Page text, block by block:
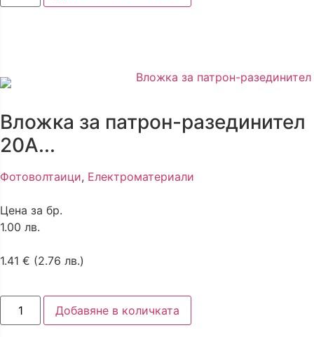
Вложка за патрон-разединител
20А...
Фотоволтаици, Електроматериали
Цена за бр.
1.00 лв.
1.41 € (2.76 лв.)
Добавяне в количката